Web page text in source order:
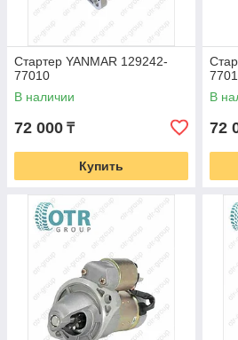
Стартер YANMAR 129242-
77010
В наличии
72 000 ₸
Купить
В
72